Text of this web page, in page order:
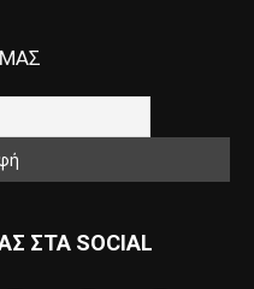
ΜΑΣ
ΣΤΑ SOCIAL